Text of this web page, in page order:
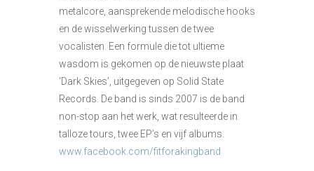
metalcore, aansprekende melodische hooks
en de wisselwerking tussen de twee
vocalisten. Een formule die tot ultieme
wasdom is gekomen op de nieuwste plaat
‘Dark Skies’, uitgegeven op Solid State
Records. De band is sinds 2007 is de band
non-stop aan het werk, wat resulteerde in
talloze tours, twee EP’s en vijf albums.
www.facebook.com/fitforakingband